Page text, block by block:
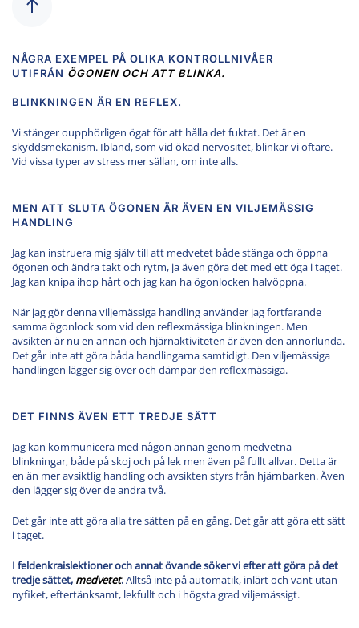
NÅGRA EXEMPEL PÅ OLIKA KONTROLLNIVÅER
UTIFRÅN ÖGONEN OCH ATTBLINKA.
BLINKNINGEN ÄR EN REFLEX.
Vi stänger oupphörligen ögat för att hålla det fuktat. Det är en
skyddsmekanism. Ibland, som vid ökad nervositet, blinkar vi oftare.
Vid vissa typer av stress mer sällan, om inte alls.
MEN ATT SLUTA ÖGONEN ÄR ÄVEN EN VILJEMÄSSIG
HANDLING
Jag kan instruera mig själv till att medvetet både stänga och öppna
ögonen och ändra takt och rytm, ja även göra det med ett öga i taget.
Jag kan knipa ihop hårt och jag kan ha ögonlocken halvöppna.
När jag gör denna viljemässiga handling använder jag fortfarande
samma ögonlock som vid den reflexmässiga blinkningen. Men
avsikten är nu en annan och hjärnaktiviteten är även den annorlunda.
Det går inte att göra båda handlingarna samtidigt. Den viljemässiga
handlingen lägger sig över och dämpar den reflexmässiga.
DET FINNS ÄVEN ETT TREDJE SÄTT
Jag kan kommunicera med någon annan genom medvetna
blinkningar, både på skoj och på lek men även på fullt allvar. Detta är
en än mer avsiktlig handling och avsikten styrs från hjärnbarken. Även
den lägger sig över de andra två.
Det går inte att göra alla tre sätten på en gång. Det går att göra ett sätt
i taget.
I feldenkraislektioner och annat övande söker vi efter att göra på det
tredje sättet, medvetet.Alltså inte på automatik, inlärt och vant utan
nyfiket, eftertänksamt, lekfullt och i högsta grad viljemässigt.